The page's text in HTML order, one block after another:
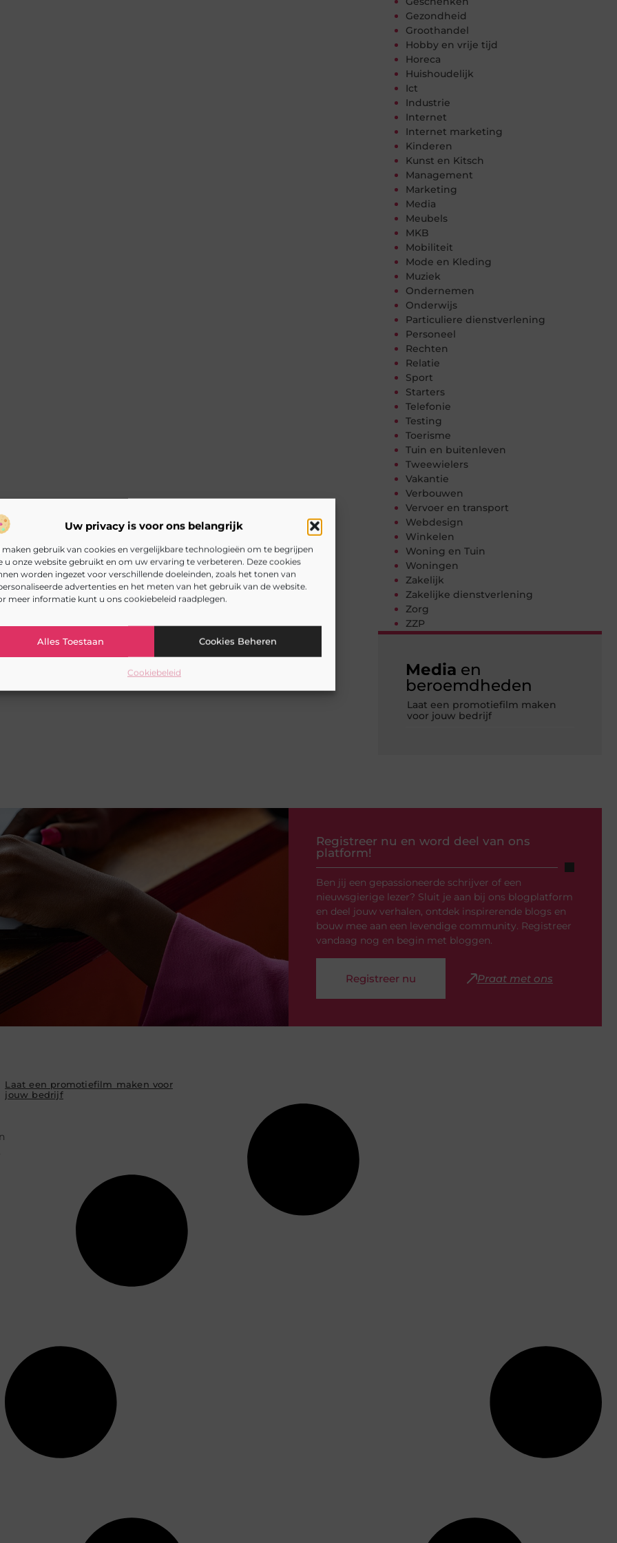
Uw privacy is voor ons belangrijk
maken gebruik van cookies en vergelijkbare technologieën om te begrijpen
u onze website gebruikt en om uw ervaring te verbeteren. Deze cookies
worden ingezet voor verschillende doeleinden, zoals het tonen van
advertenties en het meten van het gebruik van de website.
meer informatie kunt u ons cookiebeleid raadplegen.
Alles Toestaan Cookies Beheren
Cookiebeleid
Gezondheid
Groothandel
Hobby en vrije tijd
Horeca
Huishoudelijk
Ict
Industrie
Internet
Internet marketing
Kinderen
Kunst en Kitsch
Management
Marketing
Media
Meubels
MKB
Mobiliteit
Mode en Kleding
Muziek
Ondernemen
Onderwijs
Particuliere dienstverlening
Personeel
Rechten
Relatie
Sport
Starters
Telefonie
Testing
Toerisme
Tuin en buitenleven
Tweewielers
Vakantie
Verbouwen
Vervoer en transport
Webdesign
Winkelen
Woning en Tuin
Woningen
Zakelijk
Zakelijke dienstverlening
Zorg
ZZP
Media en
beroemdheden
Laat een promotiefilm maken
voor jouw bedrijf
Registreer nu en word deel van ons
platform!
Ben jij een gepassioneerde schrijver of een
nieuwsgierige lezer? Sluit je aan bij ons blogplatform
en deel jouw verhalen, ontdek inspirerende blogs en
bouw mee aan een levendige community. Registreer
vandaag nog en begin met bloggen.
Registreer nu Praat met ons
Laat een promotiefilm maken voor
jouw bedrijf